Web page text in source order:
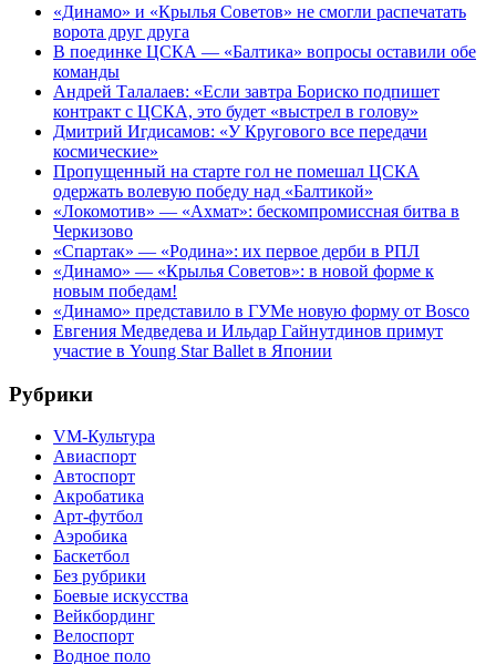
«Динамо» и «Крылья Советов» не смогли распечатать
ворота друг друга
В поединке ЦСКА — «Балтика» вопросы оставили обе
команды
Андрей Талалаев: «Если завтра Бориско подпишет
контракт с ЦСКА, это будет «выстрел в голову»
Дмитрий Игдисамов: «У Кругового все передачи
космические»
Пропущенный на старте гол не помешал ЦСКА
одержать волевую победу над «Балтикой»
«Локомотив» — «Ахмат»: бескомпромиссная битва в
Черкизово
«Спартак» — «Родина»: их первое дерби в РПЛ
«Динамо» — «Крылья Советов»: в новой форме к
новым победам!
«Динамо» представило в ГУМе новую форму от Bosco
Евгения Медведева и Ильдар Гайнутдинов примут
участие в Young Star Ballet в Японии
Рубрики
VM-Культура
Авиаспорт
Автоспорт
Акробатика
Арт-футбол
Аэробика
Баскетбол
Без рубрики
Боевые искусства
Вейкбординг
Велоспорт
Водное поло